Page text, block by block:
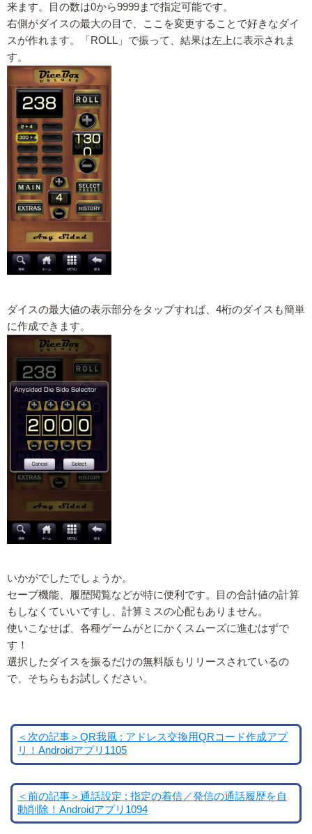
来ます。目の数は0から9999まで指定可能です。
右側がダイスの最大の目で、ここを変更することで好きなダイ
スが作れます。「ROLL」で振って、結果は左上に表示されま
す。
ダイスの最大値の表示部分をタップすれば、4桁のダイスも簡単
に作成できます。
いかがでしたでしょうか。
セーブ機能、履歴閲覧などが特に便利です。目の合計値の計算
もしなくていいですし、計算ミスの心配もありません。
使いこなせば、各種ゲームがとにかくスムーズに進むはずで
す！
選択したダイスを振るだけの無料版もリリースされているの
で、そちらもお試しください。
＜次の記事＞QR我風 : アドレス交換用QRコード作成アプ
リ！Androidアプリ1105
＜前の記事＞通話設定 : 指定の着信／発信の通話履歴を自
動削除！Androidアプリ1094